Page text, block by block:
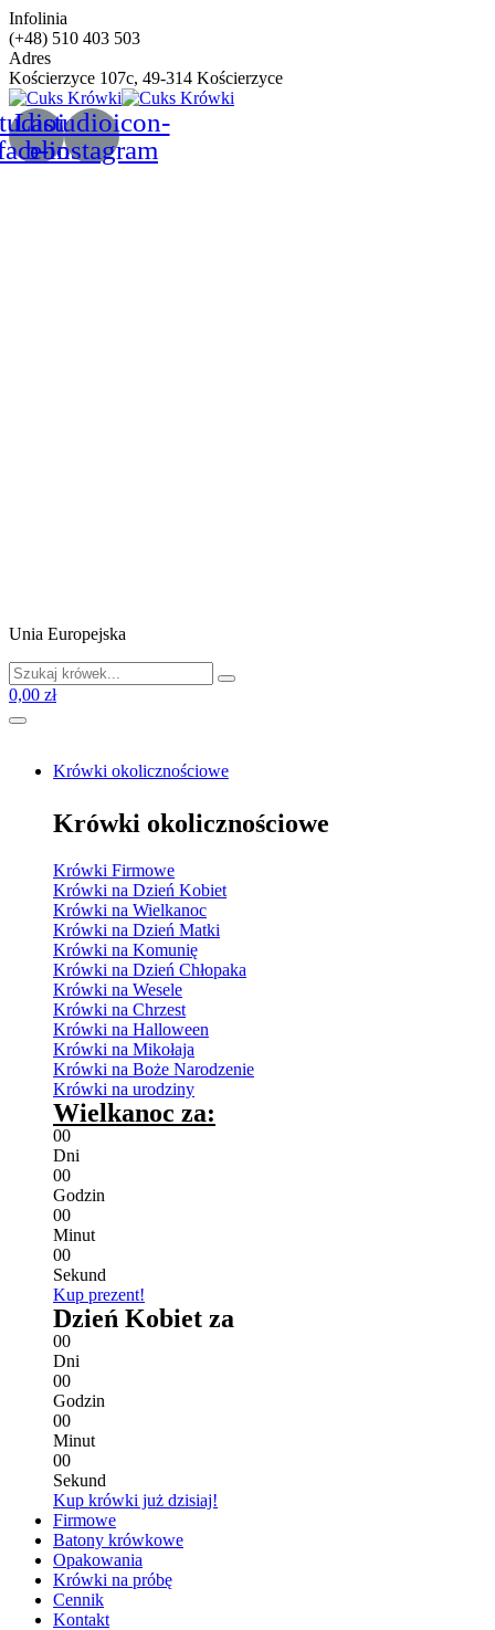
Infolinia
(+48) 510 403 503
Adres
Kościerzyce 107c, 49-314 Kościerzyce
Lastudioicon-
b-instagram
Unia Europejska
0,00 zł
Krówki okolicznościowe
Krówki okolicznościowe
Krówki Firmowe
Krówki na Dzień Kobiet
Krówki na Wielkanoc
Krówki na Dzień Matki
Krówki na Komunię
Krówki na Dzień Chłopaka
Krówki na Wesele
Krówki na Chrzest
Krówki na Halloween
Krówki na Mikołaja
Krówki na Boże Narodzenie
Krówki na urodziny
Wielkanoc za:
00
Dni
00
Godzin
00
Minut
00
Sekund
Kup prezent!
Dzień Kobiet za
00
Dni
00
Godzin
00
Minut
00
Sekund
Kup krówki już dzisiaj!
Firmowe
Batony krówkowe
Opakowania
Krówki na próbę
Cennik
Kontakt